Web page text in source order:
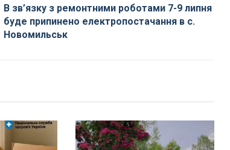
В зв’язку з ремонтними роботами 7-9 липня
буде припинено електропостачання в с.
Новомильськ